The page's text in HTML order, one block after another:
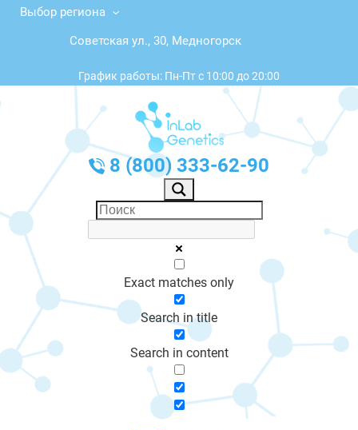
Выбор региона
Советская ул., 30, Медногорск
График работы: Пн-Пт с 10:00 до 20:00
8 (800) 333-62-90
Exact matches only
Search in title
Search in content